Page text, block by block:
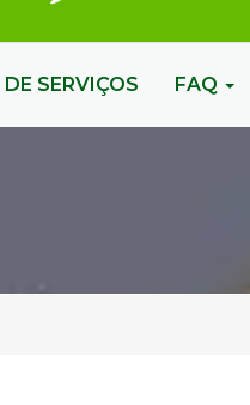
SERVIÇOS FAQ